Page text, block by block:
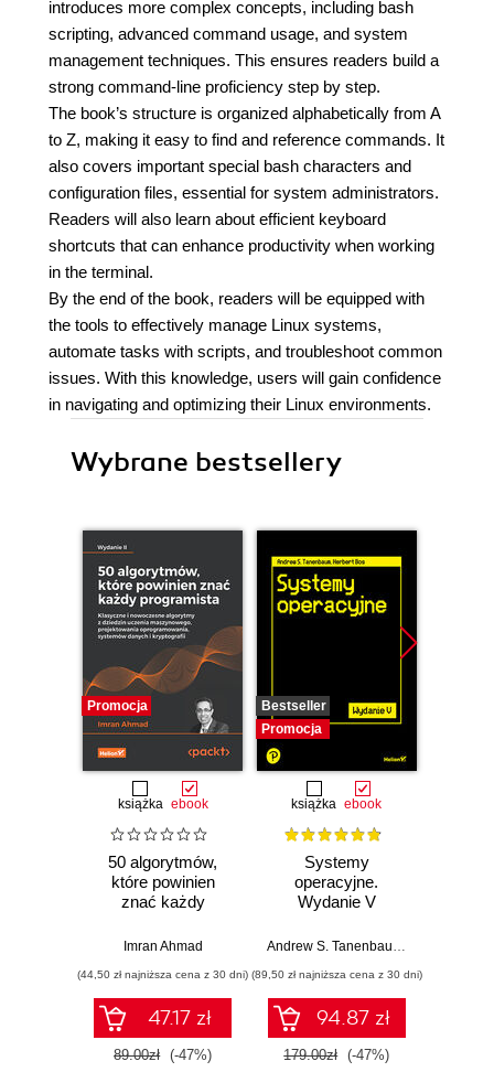
introduces more complex concepts, including bash
scripting, advanced command usage, and system
management techniques. This ensures readers build a
strong command-line proficiency step by step.
The book’s structure is organized alphabetically from A
to Z, making it easy to find and reference commands. It
also covers important special bash characters and
configuration files, essential for system administrators.
Readers will also learn about efficient keyboard
shortcuts that can enhance productivity when working
in the terminal.
By the end of the book, readers will be equipped with
the tools to effectively manage Linux systems,
automate tasks with scripts, and troubleshoot common
issues. With this knowledge, users will gain confidence
in navigating and optimizing their Linux environments.
Wybrane bestsellery
Promocja
książka ebook
50 algorytmów,
które powinien
znać każdy
Klasyczne i
algorytmy z
dziedzin uczenia
maszynowego,
projektowania
oprogramowania,
Imran Ahmad
(44,50 zł najniższa cena z 30 dni)
47.17 zł
89.00zł (-47%)
Bestseller
Promocja
książka ebook
Systemy
operacyjne.
Wydanie V
Andrew S. Tanenbaum,
(89,50 zł najniższa cena z 30 dni)
94.87 zł
179.00zł (-47%)